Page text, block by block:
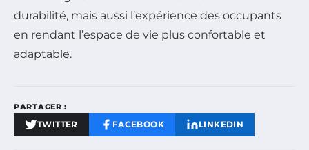
durabilité, mais aussi l’expérience des occupants
en rendant l’espace de vie plus confortable et
adaptable.
PARTAGER :
TWITTER FACEBOOK LINKEDIN